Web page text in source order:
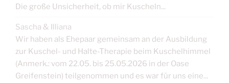
Die große Unsicherheit, ob mir Kuscheln...
Sascha & Illiana
Wir haben als Ehepaar gemeinsam an der Ausbildung
zur Kuschel- und Halte-Therapie beim Kuschelhimmel
(Anmerk.: vom 22.05. bis 25.05.2026 in der Oase
Greifenstein) teilgenommen und es war für uns eine...